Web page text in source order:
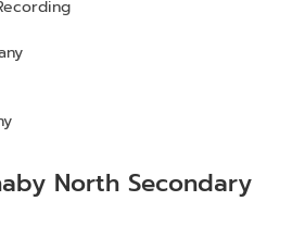
North Secondary